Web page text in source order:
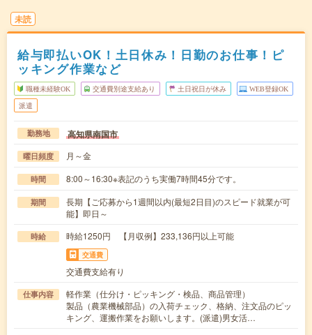
未読
給与即払いOK！土日休み！日勤のお仕事！ピ
ッキング作業など
職種未経験OK 交通費別途支給あり 土日祝日が休み WEB登録OK
派遣
勤務地 高知県南国市
曜日頻度 月～金
時間 8:00～16:30※表記のうち実働7時間45分です。
期間
長期【ご応募から1週間以内(最短2日目)のスピード就業が可
能】即日～
時給 時給1250円 【月収例】233,136円以上可能
交通費
交通費支給有り
仕事内容
軽作業（仕分け・ピッキング・検品、商品管理）
製品（農業機械部品）の入荷チェック、格納、注文品のピッ
キング、運搬作業をお願いします。(派遣)男女活…